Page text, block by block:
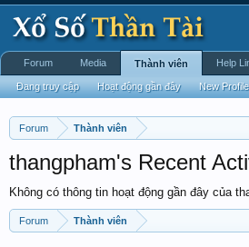
Forum Thành viên
thangpham's Recent
Không có thông tin hoạt động gần đây của
Forum Thành viên
Forum Media Thành viên
Đang truy cập Hoạt động gần đây New
Help